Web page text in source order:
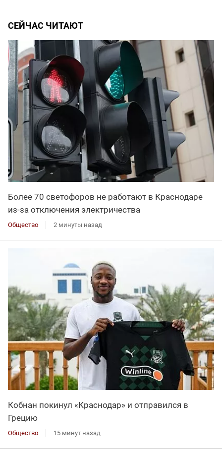
СЕЙЧАС ЧИТАЮТ
Более 70 светофоров не работают в Краснодаре
из-за отключения электричества
Общество 2 минуты назад
Кобнан покинул «Краснодар» и отправился в
Грецию
Общество 15 минут назад